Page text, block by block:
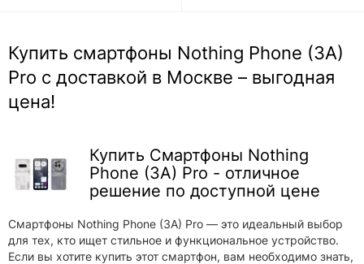
Купить смартфоны Nothing Phone (3A)
Pro с доставкой в Москве – выгодная
цена!
Купить Смартфоны Nothing
Phone (3A) Pro - отличное
решение по доступной цене
Смартфоны Nothing Phone (3A) Pro — это идеальный выбор
для тех, кто ищет стильное и функциональное устройство.
Если вы хотите купить этот смартфон, вам необходимо знать,